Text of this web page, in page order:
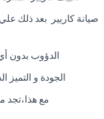
صيانة كاريير بعد ذلك
الدؤوب بدون
الجودة و التميز
مع هذا،تجد